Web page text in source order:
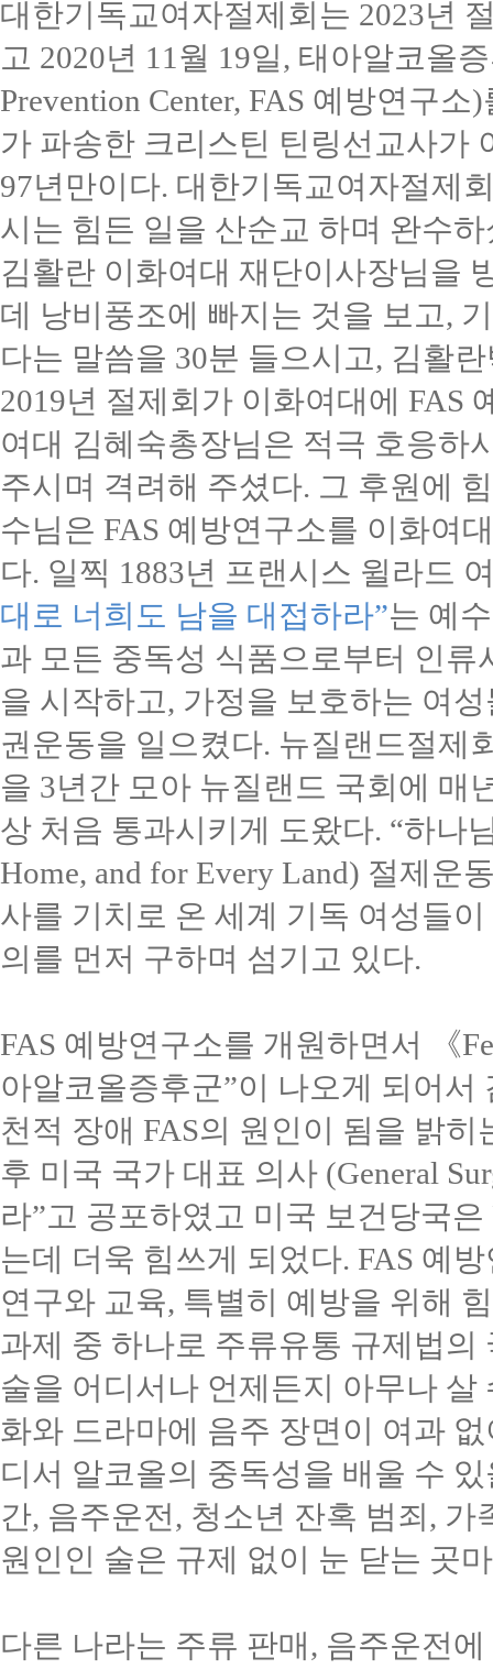
대한기독교여자절제회는 2023년
고 2020년 11 월 19일, 태아알코올
Prevention Center, FAS 예방연구소)
가 파송한 크리스틴 틴링선교사가
97년만이다. 대한기독교여자절제
시는 힘든 일을 산순교 하며 완수
김활란 이화여대 재단이사장님을
데 낭비풍조에 빠지는 것을 보고,
다는 말씀을 30분 들으시고, 김활
2019년 절제회가 이화여대에 FAS
여대 김혜숙총장님은 적극 호응하
주시며 격려해 주셨다. 그 후원에
수님은 FAS 예방연구소를 이화여
다. 일찍 1883년 프랜시스 윌라드
대로 너희도 남을 대접하라”는 예
과 모든 중독성 식품으로부터 인
을 시작하고, 가정을 보호하는 여
권운동을 일으켰다. 뉴질랜드절제
을 3년간 모아 뉴질랜드 국회에 매
상 처음 통과시키게 도왔다. “하나
Home, and for Every Land) 절제운
사를 기치로 온 세계 기독 여성들
의를 먼저 구하며 섬기고 있다.
FAS 예방연구소를 개원하면서 《
아알코올증후군”이 나오게 되어서
천적 장애 FAS의 원인이 됨을 밝
후 미국 국가 대표 의사 (General
라”고 공포하였고 미국 보건당국은
는데 더욱 힘쓰게 되었다. FAS 예
연구와 교육, 특별히 예방을 위해
과제 중 하나로 주류유통 규제법
술을 어디서나 언제든지 아무나 살
화와 드라마에 음주 장면이 여과
디서 알코올의 중독성을 배울 수
간, 음주운전, 청소년 잔혹 범죄, 가
원인인 술은 규제 없이 눈 닫는 곳
다른 나라는 주류 판매, 음주운전